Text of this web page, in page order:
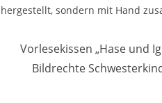
sondern mit Hand
Vorlesekissen „Hase und
Bildrechte